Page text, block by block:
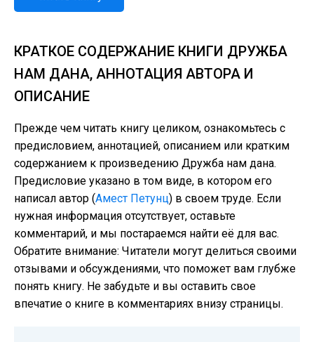
КРАТКОЕ СОДЕРЖАНИЕ КНИГИ ДРУЖБА
НАМ ДАНА, АННОТАЦИЯ АВТОРА И
ОПИСАНИЕ
Прежде чем читать книгу целиком, ознакомьтесь с
предисловием, аннотацией, описанием или кратким
содержанием к произведению Дружба нам дана.
Предисловие указано в том виде, в котором его
написал автор (Амест Петунц) в своем труде. Если
нужная информация отсутствует, оставьте
комментарий, и мы постараемся найти её для вас.
Обратите внимание: Читатели могут делиться своими
отзывами и обсуждениями, что поможет вам глубже
понять книгу. Не забудьте и вы оставить свое
впечатие о книге в комментариях внизу страницы.